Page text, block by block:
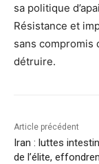
sa politique
Résistance et
sans compromis
détruire.
Article précédent
Iran : luttes
de l’élite,